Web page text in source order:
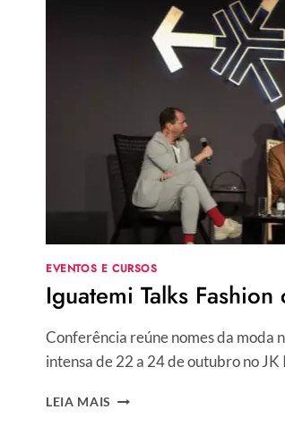
EVENTOS E CURSOS
Iguatemi Talks
Conferência reúne nomes da moda
intensa de 22 a 24 de outubro no
LEIA MAIS IGUATEMI